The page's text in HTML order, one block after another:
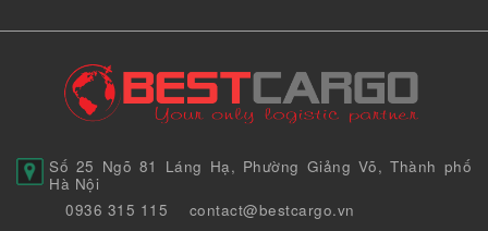
Số 25 Ngõ 81 Láng Hạ, Phường Giảng Võ, Thành phố
Hà Nội
0936 315 115
contact@bestcargo.vn